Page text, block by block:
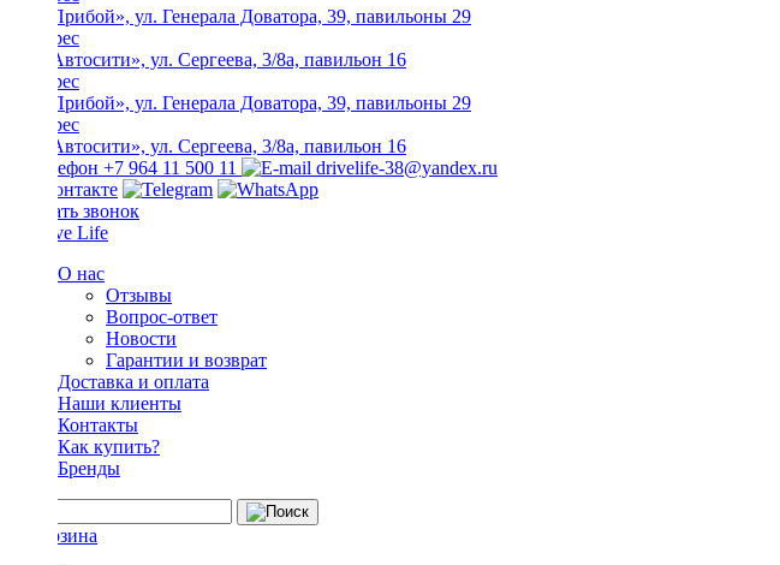
ТЦ «Прибой», ул. Генерала Доватора, 39, павильоны 29
ТЦ «Автосити», ул. Сергеева, 3/8а, павильон 16
ТЦ «Прибой», ул. Генерала Доватора, 39, павильоны 29
ТЦ «Автосити», ул. Сергеева, 3/8а, павильон 16
+7 964 11 500 11
drivelife-38@yandex.ru
Заказать звонок
О нас
Отзывы
Вопрос-ответ
Новости
Гарантии и возврат
Доставка и оплата
Наши клиенты
Контакты
Как купить?
Бренды